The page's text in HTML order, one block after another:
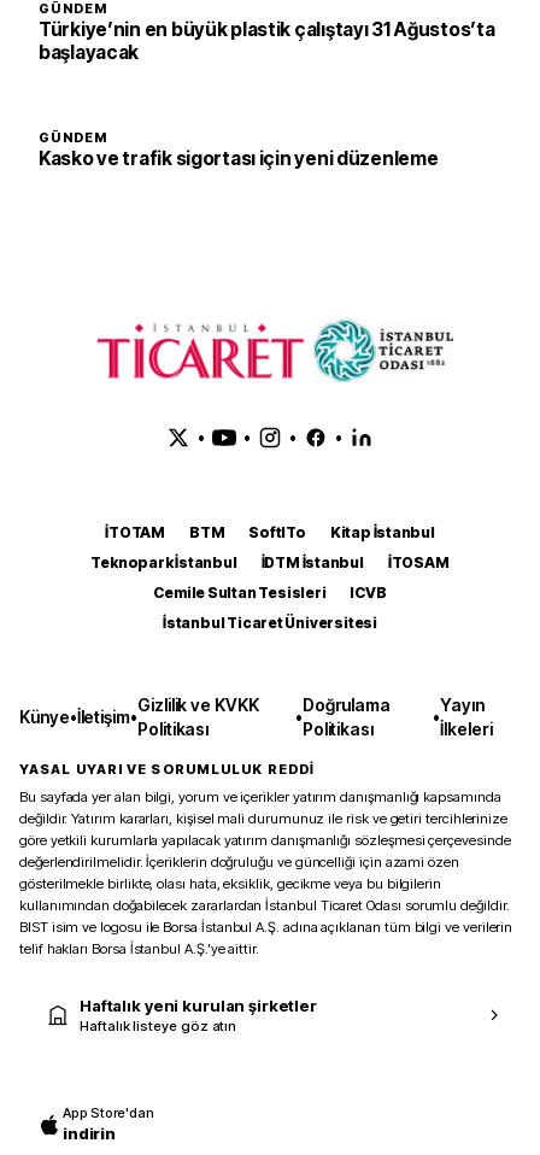
GÜNDEM
Türkiye’nin en büyük plastik çalıştayı 31 Ağustos’ta
başlayacak
GÜNDEM
Kasko ve trafik sigortası için yeni düzenleme
• • • •
İTOTAM BTM SoftITo
Kitap İstanbul
Teknopark İstanbul
İDTM İstanbul
İTOSAM
Cemile Sultan Tesisleri
ICVB
İstanbul Ticaret Üniversitesi
Künye•İletişim•
Gizlilik ve KVKK
Politikası
•
Doğrulama
Politikası
•
Yayın
İlkeleri
YASAL UYARI VE SORUMLULUK REDDİ
Bu sayfada yer alan bilgi, yorum ve içerikler yatırım danışmanlığı kapsamında
değildir. Yatırım kararları, kişisel mali durumunuz ile risk ve getiri tercihlerinize
göre yetkili kurumlarla yapılacak yatırım danışmanlığı sözleşmesi çerçevesinde
değerlendirilmelidir. İçeriklerin doğruluğu ve güncelliği için azami özen
gösterilmekle birlikte, olası hata, eksiklik, gecikme veya bu bilgilerin
kullanımından doğabilecek zararlardan İstanbul Ticaret Odası sorumlu değildir.
BIST isim ve logosu ile Borsa İstanbul A.Ş. adına açıklanan tüm bilgi ve verilerin
telif hakları Borsa İstanbul A.Ş.’ye aittir.
Haftalık yeni kurulan şirketler
Haftalık listeye göz atın
App Store'dan
indirin